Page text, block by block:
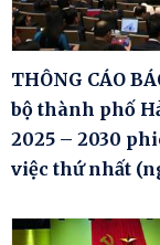
THÔNG CÁO
bộ thành phố
2025 – 2030
việc thứ nhất